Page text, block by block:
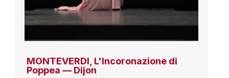
MONTEVERDI, L'Incoronazione di
Poppea — Dijon